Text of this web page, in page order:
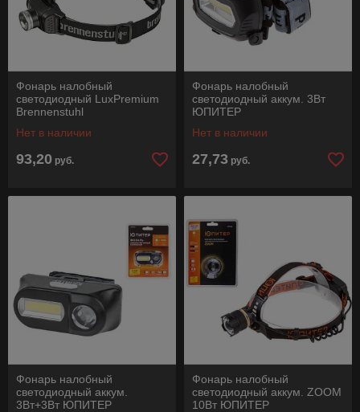
Фонарь налобный
светодиодный LuxPremium
Brennenstuhl
Нет в наличии
93,20 руб.
Фонарь налобный
светодиодный аккум. 3Вт
ЮПИТЕР
Нет в наличии
27,73 руб.
Фонарь налобный
светодиодный аккум.
3Вт+3Вт ЮПИТЕР
Фонарь налобный
светодиодный аккум. ZOOM
10Вт ЮПИТЕР